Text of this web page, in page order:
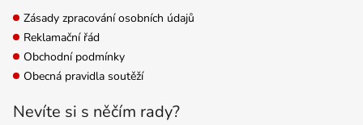
Zásady zpracování osobních údajů
Reklamační řád
Obchodní podmínky
Obecná pravidla soutěží
Nevíte si s něčím rady?